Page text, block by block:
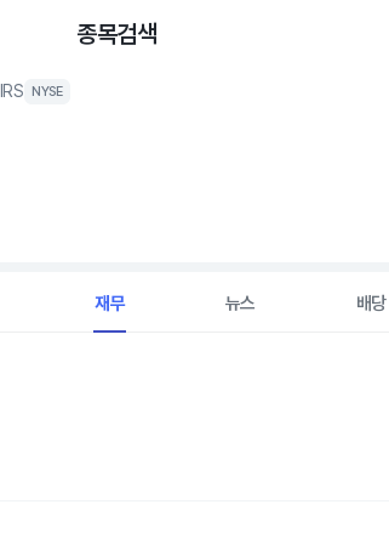
종목검색
IRS NYSE
재무 뉴스 배당